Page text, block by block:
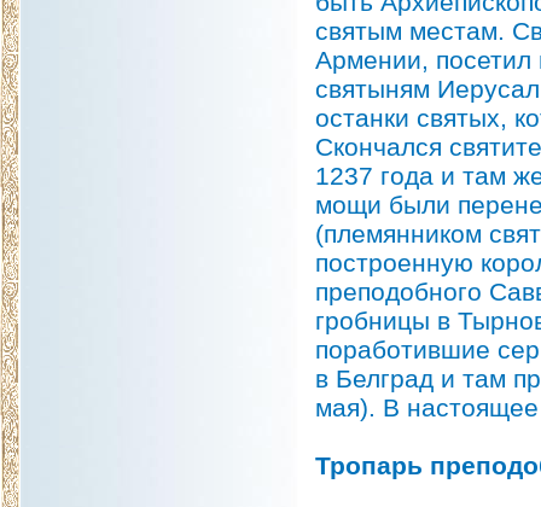
святым местам.
Армении, посетил
святыням
останки святых,
Скончался
1237 года и там
мощи были
(племянником
построенную
преподобного
гробницы в
поработившие
в Белград и там
мая). В
Тропарь